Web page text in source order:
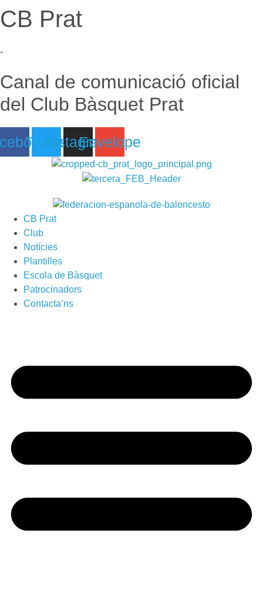
Ir
al
CB Prat
-
Canal de comunicació oficial
del Club Bàsquet Prat
TwitterInstagram
Envelope
CB Prat
Club
Notícies
Plantilles
Escola de Bàsquet
Patrocinadors
Contacta’ns